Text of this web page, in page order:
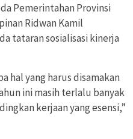
Pemerintahan Provinsi
Ridwan Kamil
tataran sosialisasi kinerja
hal yang harus disamakan
ini masih terlalu banyak
kerjaan yang esensi,”